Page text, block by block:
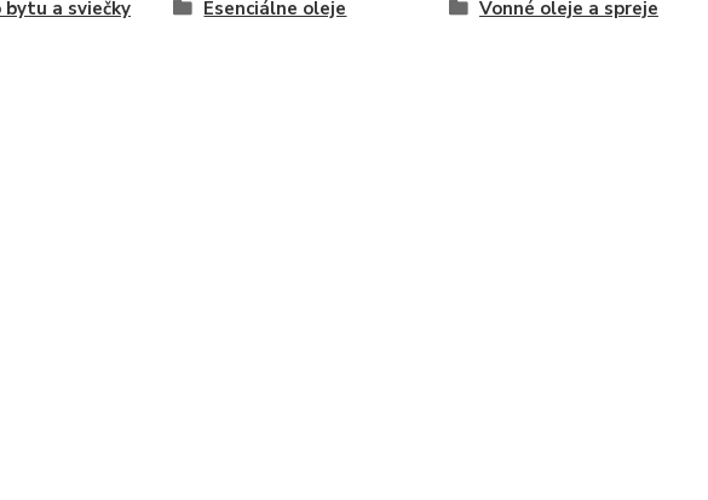
bytu a sviečky
Esenciálne oleje Vonné oleje a spreje